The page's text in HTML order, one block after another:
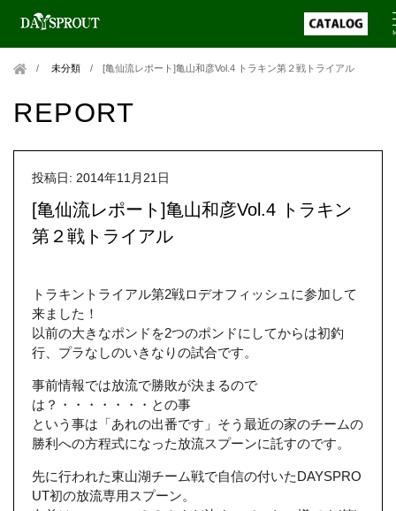
未分類 /[亀仙流レポート]亀山和彦Vol.4 トラキン第２戦トライアル
REPORT
投稿日: 2014年11月21日
[亀仙流レポート]亀山和彦Vol.4 トラキン
第２戦トライアル
トラキントライアル第2戦ロデオフィッシュに参加して
来ました！
以前の大きなポンドを2つのポンドにしてからは初釣
行、プラなしのいきなりの試合です。
事前情報では放流で勝敗が決まるので
は？・・・・・・・との事
という事は「あれの出番です」そう最近の家のチームの
勝利への方程式になった放流スプーンに託すのです。
先に行われた東山湖チーム戦で自信の付いたDAYSPRO
UT初の放流専用スプーン。